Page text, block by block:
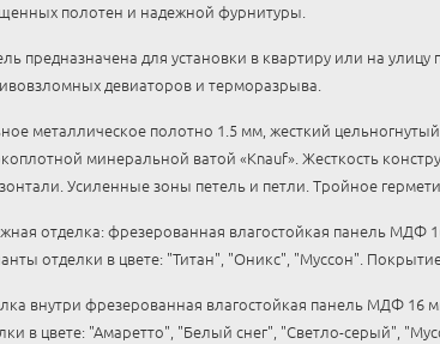
полотен и надежной фурнитуры.
предназначена для установки в квартиру или на
девиаторов и терморазрыва.
металлическое полотно 1.5 мм, жесткий
минеральной ватой «Knauf». Жесткость
Усиленные зоны петель и петли. Тройное
отделка: фрезерованная влагостойкая панель МДФ
отделки в цвете: "Титан", "Оникс", "Муссон".
внутри фрезерованная влагостойкая панель МДФ 16
в цвете: "Амаретто", "Белый снег", "Светло-серый",